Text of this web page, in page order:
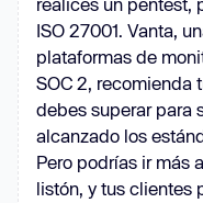
ISO 27001. Vanta,
plataformas de
SOC 2, recomienda
debes superar para
alcanzado los
Pero podrías ir más
listón, y tus clientes